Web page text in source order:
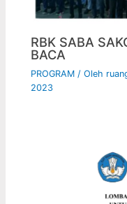
RBK SABA
BACA
PROGRAM / Oleh
2023